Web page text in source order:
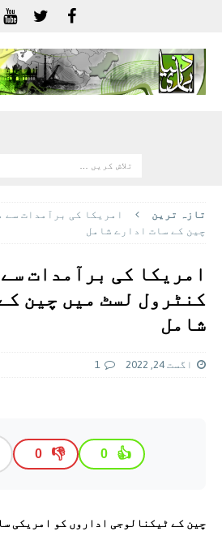
تازہ ترين
امریکا کی برآمدات سے
چین کے سات ادارے شامل
امریکا کی برآمدات
کنٹرول لسٹ میں چین
شامل
اگست 24, 2022 1
👍
0
👎
0
چین کے ٹیکنالوجی اداروں کو امریکی